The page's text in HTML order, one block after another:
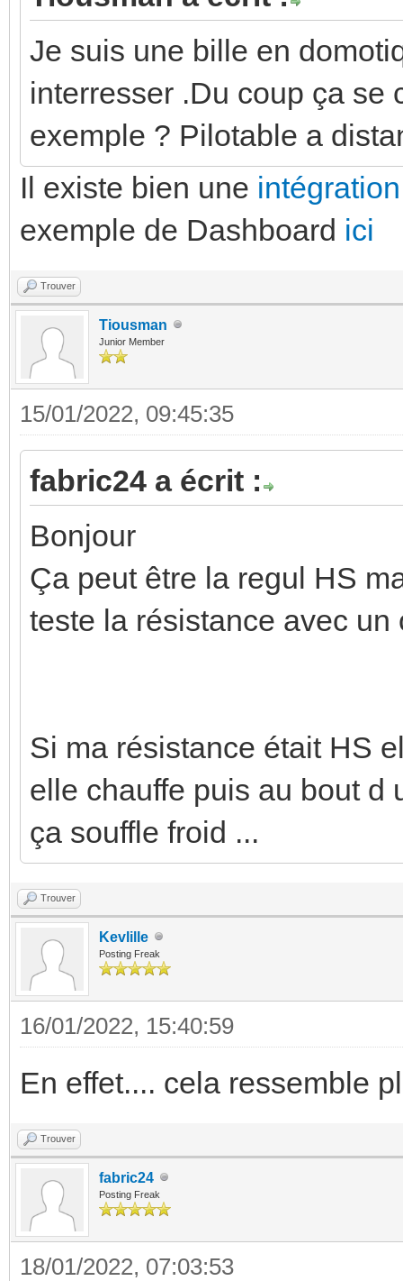
Je suis une bille en
interresser .Du coup ça se
exemple ? Pilotable a
Il existe bien une
exemple de Dashboard ici
Trouver
Tiousman
Junior Member
15/01/2022, 09:45:35
fabric24 a écrit :
Bonjour
Ça peut être la regul HS
teste la résistance avec un
Si ma résistance était HS
elle chauffe puis au bout d
ça souffle froid ...
Trouver
Kevlille
Posting Freak
16/01/2022, 15:40:59
En effet.... cela ressemble
Trouver
fabric24
Posting Freak
18/01/2022, 07:03:53